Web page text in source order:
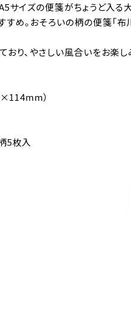
サイズの便箋がちょうど入る
すめ。おそろいの柄の便箋「
り、やさしい風合いをお楽し
）
5枚入